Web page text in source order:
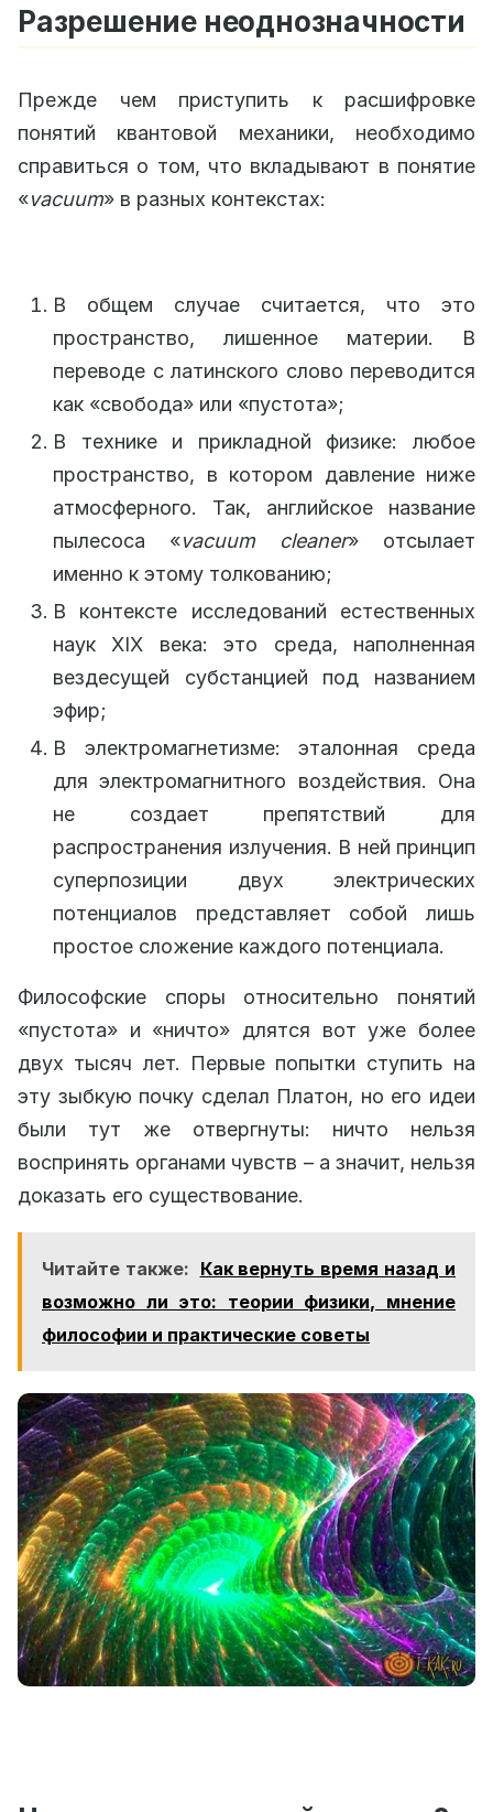
Разрешение неоднозначности
Прежде чем приступить к расшифровке
понятий квантовой механики, необходимо
справиться о том, что вкладывают в понятие
«vacuum» в разных контекстах:
В общем случае считается, что это
пространство, лишенное материи. В
переводе с латинского слово переводится
как «свобода» или «пустота»;
В технике и прикладной физике: любое
пространство, в котором давление ниже
атмосферного. Так, английское название
пылесоса «vacuum cleaner» отсылает
именно к этому толкованию;
В контексте исследований естественных
наук XIX века: это среда, наполненная
вездесущей субстанцией под названием
эфир;
В электромагнетизме: эталонная среда
для электромагнитного воздействия. Она
не создает препятствий для
распространения излучения. В ней принцип
суперпозиции двух электрических
потенциалов представляет собой лишь
простое сложение каждого потенциала.
Философские споры относительно понятий
«пустота» и «ничто» длятся вот уже более
двух тысяч лет. Первые попытки ступить на
эту зыбкую почку сделал Платон, но его идеи
были тут же отвергнуты: ничто нельзя
воспринять органами чувств – а значит, нельзя
доказать его существование.
Читайте также: Как вернуть время назад и
возможно ли это: теории физики, мнение
философии и практические советы